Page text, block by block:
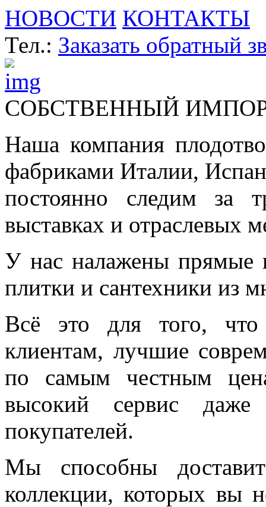
НОВОСТИ КОНТАКТЫ
Тел.: Заказать обратный
СОБСТВЕННЫЙ
Наша компания
фабриками Италии,
постоянно следим за
выставках и отраслевых
У нас налажены прямые
плитки и сантехники из
Всё это для того,
клиентам, лучшие
по самым честным
высокий сервис даже
покупателей.
Мы способны
коллекции, которых вы